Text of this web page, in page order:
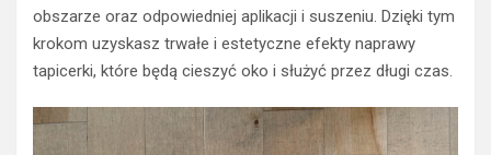
obszarze oraz odpowiedniej aplikacji i suszeniu. Dzięki tym
krokom uzyskasz trwałe i estetyczne efekty naprawy
tapicerki, które będą cieszyć oko i służyć przez długi czas.